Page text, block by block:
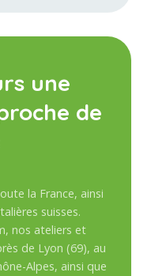
une
de
la France, ainsi
suisses.
nos ateliers et
de Lyon (69), au
Alpes, ainsi que